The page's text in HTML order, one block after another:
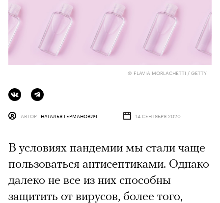
© FLAVIA MORLACHETTI / GETTY
АВТОР НАТАЛЬЯ ГЕРМАНОВИЧ 14 СЕНТЯБРЯ 2020
В условиях пандемии мы стали чаще
пользоваться антисептиками. Однако
далеко не все из них способны
защитить от вирусов, более того,